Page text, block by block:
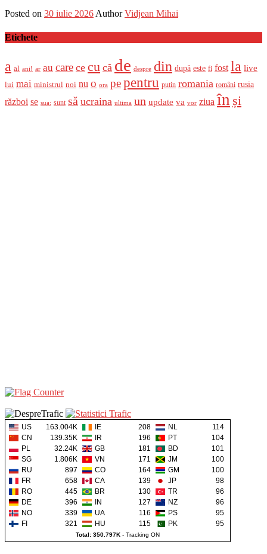
Posted on 30 iulie 2026 Author Vidjean Mihai
Etichete
a al ani! ar au care ce cu că de despre din după este fi fost la live
lui mai ministrul noi nu o ora pepentru putin romania români rusia
război se sua: sunt să ucraina ultima un update va vor ziua în și
US 163.004K IE 208 NL
114
CN
139.35K IR 196 PT
104
PL
32.24K GB 181 BD
101
SG
1.806K VN 171 JM
100
RU
897 CO 164 GM
100
FR
658 CA 139 JP
98
RO
445 BR 130 TR
96
DE
396 IN 127 NZ
96
NO
339 UA 116 PS
95
FI
321 HU 115 PK 95
Total: 350.797K - Tracking ON